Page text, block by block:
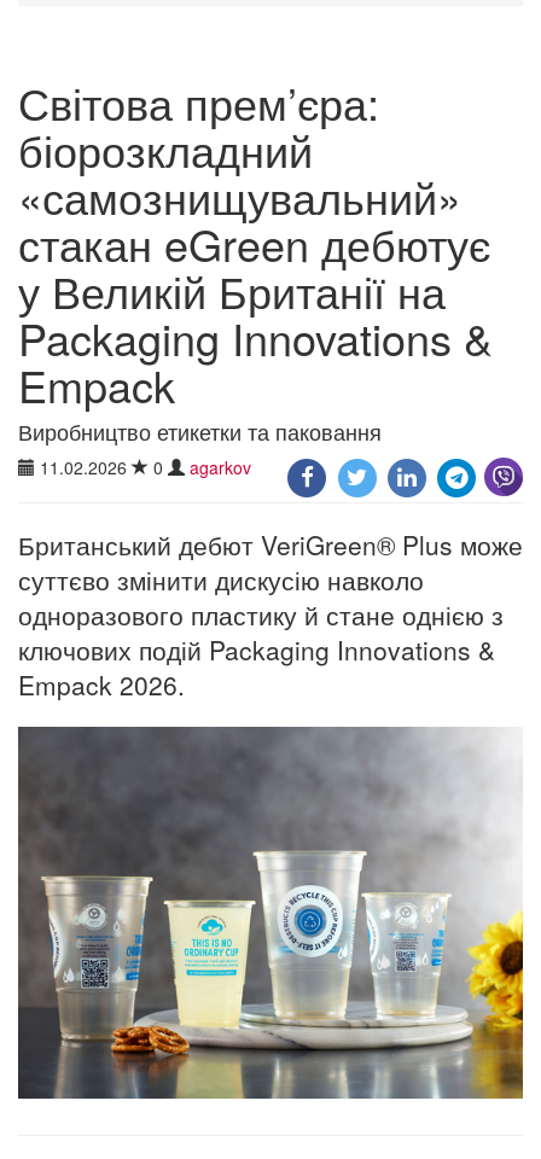
Світова прем’єра:
біорозкладний
«самознищувальний»
стакан eGreen дебютує
у Великій Британії на
Packaging Innovations &
Empack
Виробництво етикетки та паковання
11.02.2026 0 agarkov
Британський дебют VeriGreen® Plus може
суттєво змінити дискусію навколо
одноразового пластику й стане однією з
ключових подій Packaging Innovations &
Empack 2026.